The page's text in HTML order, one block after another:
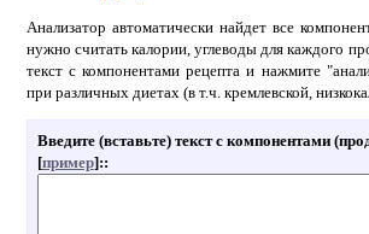
Анализатор автоматически найдет все
нужно считать калории, углеводы для каждого
текст с компонентами рецепта и нажмите
при различных диетах (в т.ч. кремлевской,
Введите (вставьте) текст с компонентами
[пример]::